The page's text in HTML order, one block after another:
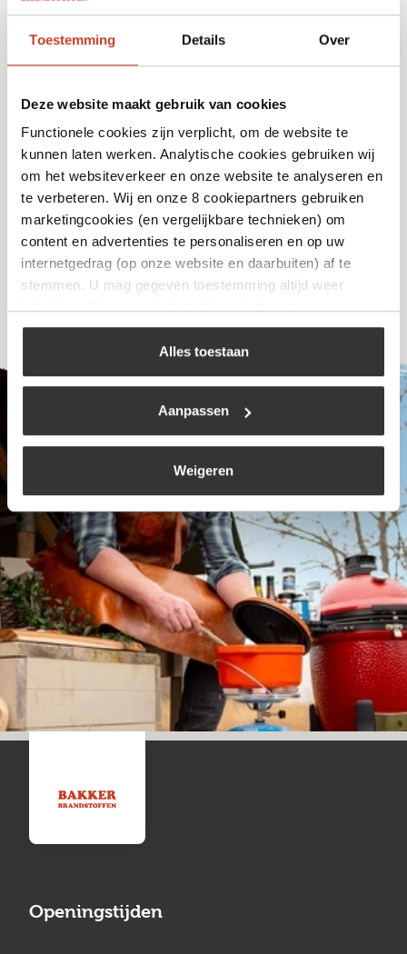
Toestemming Details Over
Deze website maakt gebruik van cookies
Functionele cookies zijn verplicht, om de website te
kunnen laten werken. Analytische cookies gebruiken wij
om het websiteverkeer en onze website te analyseren en
te verbeteren. Wij en onze 8 cookiepartners gebruiken
marketingcookies (en vergelijkbare technieken) om
content en advertenties te personaliseren en op uw
internetgedrag (op onze website en daarbuiten) af te
stemmen. U mag gegeven toestemming altijd weer
uw keuze op onze website verwijzen wij u naar ons
Alles toestaan
Aanpassen
Weigeren
Dutch Oven
€16,99
Bekijk
Openingstijden